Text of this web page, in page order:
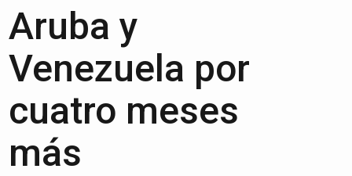
Aruba y
Venezuela por
cuatro meses
más